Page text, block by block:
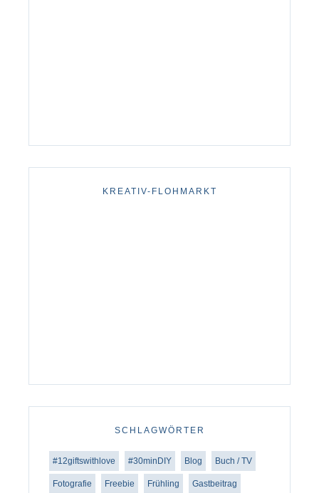
KREATIV-FLOHMARKT
SCHLAGWÖRTER
#12giftswithlove #30minDIY Blog Buch / TV
Fotografie Freebie Frühling Gastbeitrag